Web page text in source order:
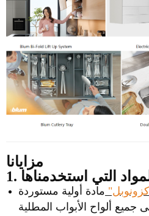
مزايانا
التي استخدمناها
مادة أولية مستوردة
ألواح الأبواب المطلية